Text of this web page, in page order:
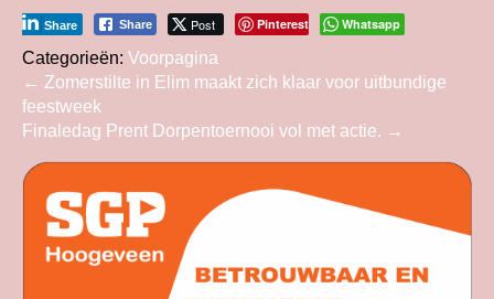
Share Post
Share Pinterest Whatsapp
Categorieën: Voorpagina
Bericht
navigatie
← Zomerstilte in Elim maakt zich klaar voor uitbundige
feestweek
Finaledag Prent Dorpentoernooi vol met actie. →